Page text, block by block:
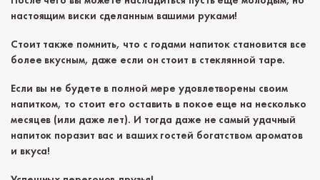
настоящим виски сделанным вашими руками!
Стоит также помнить, что с годами напиток становится все
более вкусным, даже если он стоит в стеклянной таре.
Если вы не будете в полной мере удовлетворены своим
напитком, то стоит его оставить в покое еще на несколько
месяцев (или даже лет). И тогда даже не самый удачный
напиток поразит вас и ваших гостей богатством ароматов
и вкуса!